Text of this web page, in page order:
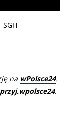
na wPolsce24.
.